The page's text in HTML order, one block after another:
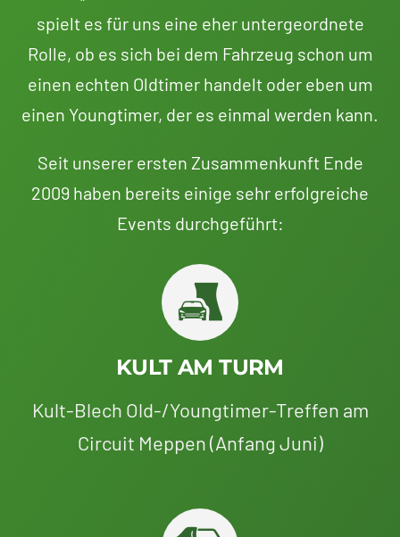
spielt es für uns eine eher untergeordnete
Rolle, ob es sich bei dem Fahrzeug schon um
einen echten Oldtimer handelt oder eben um
einen Youngtimer, der es einmal werden kann.
Seit unserer ersten Zusammenkunft Ende
2009 haben bereits einige sehr erfolgreiche
Events durchgeführt:
KULT AM TURM
Kult-Blech Old-/Youngtimer-Treffen am
Circuit Meppen (Anfang Juni)